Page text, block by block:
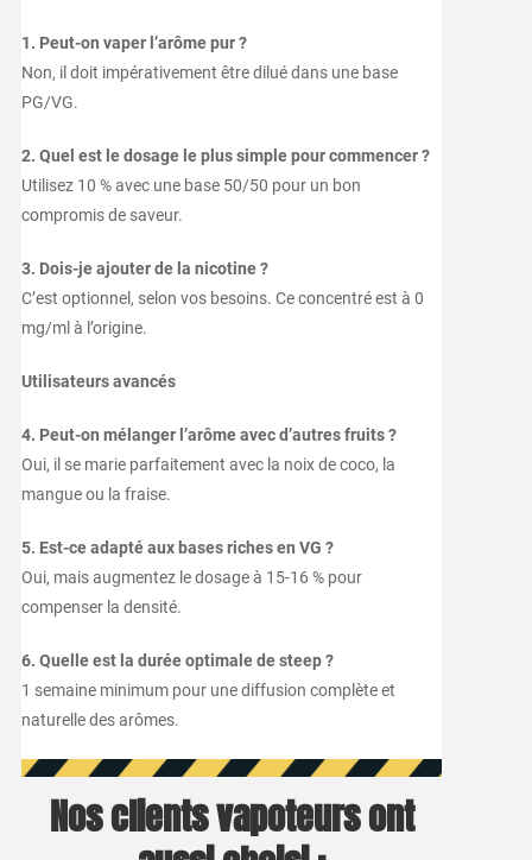
1. Peut-on vaper l’arôme pur ?
Non, il doit impérativement être dilué dans une base
PG/VG.
2. Quel est le dosage le plus simple pour commencer ?
Utilisez 10 % avec une base 50/50 pour un bon
compromis de saveur.
3. Dois-je ajouter de la nicotine ?
C’est optionnel, selon vos besoins. Ce concentré est à 0
mg/ml à l’origine.
Utilisateurs avancés
4. Peut-on mélanger l’arôme avec d’autres fruits ?
Oui, il se marie parfaitement avec la noix de coco, la
mangue ou la fraise.
5. Est-ce adapté aux bases riches en VG ?
Oui, mais augmentez le dosage à 15-16 % pour
compenser la densité.
6. Quelle est la durée optimale de steep ?
1 semaine minimum pour une diffusion complète et
naturelle des arômes.
Nos clients vapoteurs ont